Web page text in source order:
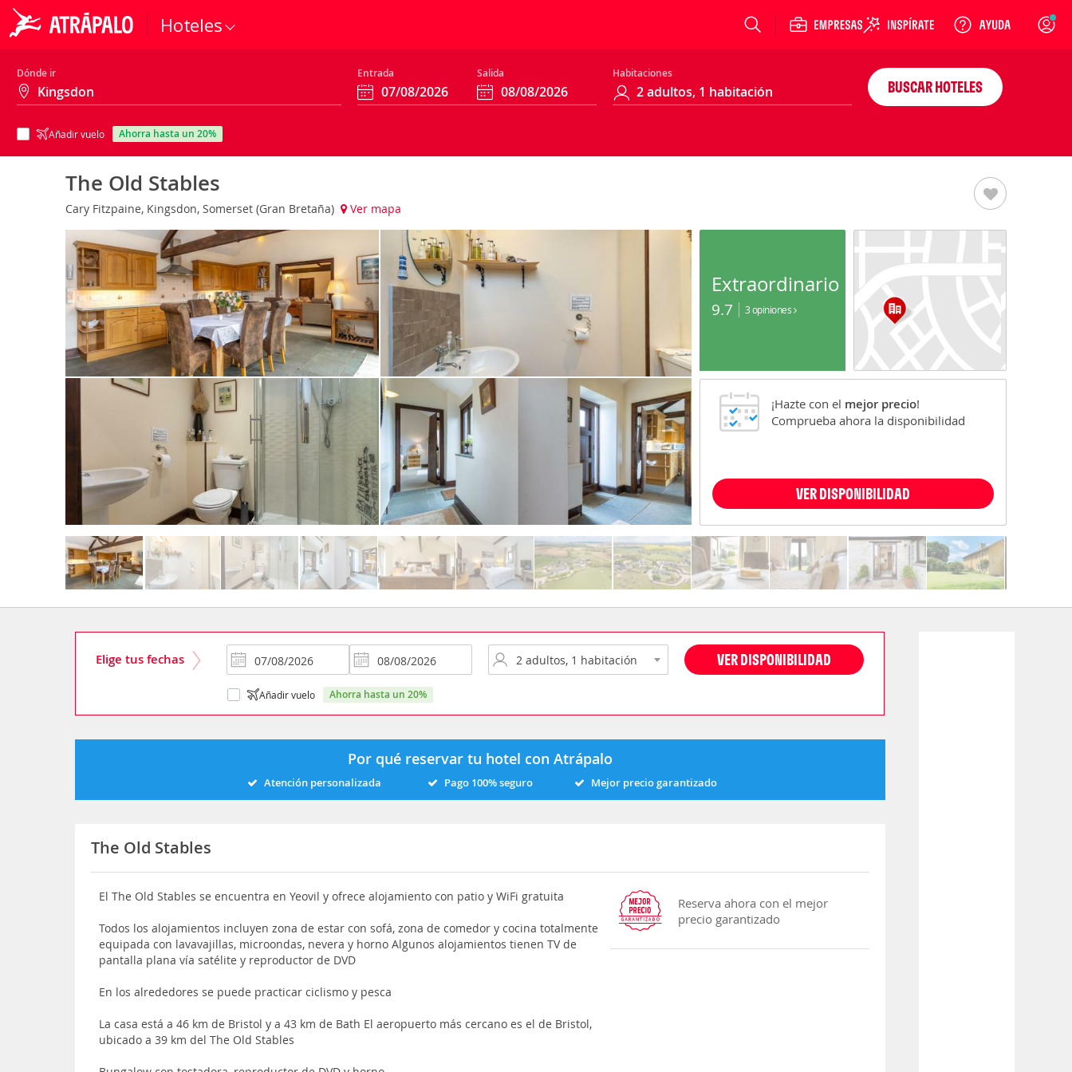
Hoteles Login
Dónde ir Entrada Salida Habitaciones
Añadir vuelo ahorra hasta un 20%
BUSCAR HOTELES
The Old Stables
Cary Fitzpaine, Kingsdon, Somerset (Gran Bretaña) Ver mapa
Extraordinario
9.7 3 opiniones
¡Hazte con el mejor precio!
Comprueba ahora la disponibilidad
VER DISPONIBILIDAD
Elige tus fechas VER DISPONIBILIDAD
Añadir vuelo ahorra hasta un 20%
Por qué reservar tu hotel con Atrápalo
Atención personalizada Pago 100% seguro Mejor precio garantizado
The Old Stables
El The Old Stables se encuentra en Yeovil y ofrece alojamiento con patio y WiFi gratuita
Todos los alojamientos incluyen zona de estar con sofá, zona de comedor y cocina totalmente
equipada con lavavajillas, microondas, nevera y horno Algunos alojamientos tienen TV de
pantalla plana vía satélite y reproductor de DVD
En los alrededores se puede practicar ciclismo y pesca
La casa está a 46 km de Bristol y a 43 km de Bath El aeropuerto más cercano es el de Bristol,
ubicado a 39 km del The Old Stables
Reserva ahora con el mejor
precio garantizado